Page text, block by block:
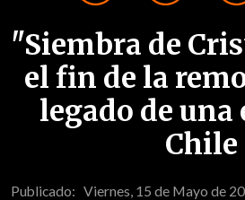
"Siembra de
el fin de la
legado de una
Chile
Publicado: Viernes, 15 de Mayo de